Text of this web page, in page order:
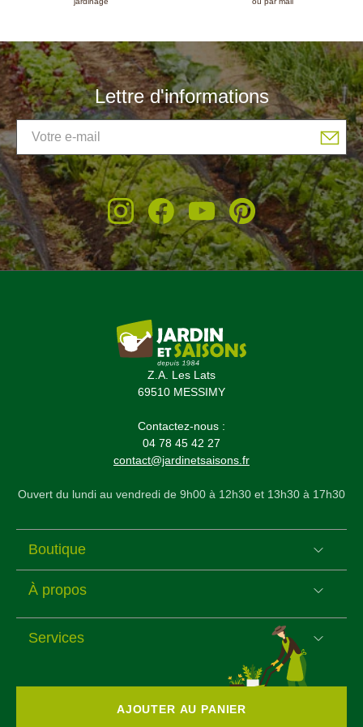
AJOUTER AU PANIER
Lettre d'informations
Z.A. Les Lats
69510 MESSIMY
Contactez-nous :
04 78 45 42 27
contact@jardinetsaisons.fr
Ouvert du lundi au vendredi de 9h00 à 12h30 et 13h30 à 17h30
Boutique
À propos
Services